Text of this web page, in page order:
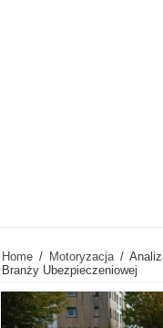
Home / Motoryzacja /
Branży Ubezpieczeniowej